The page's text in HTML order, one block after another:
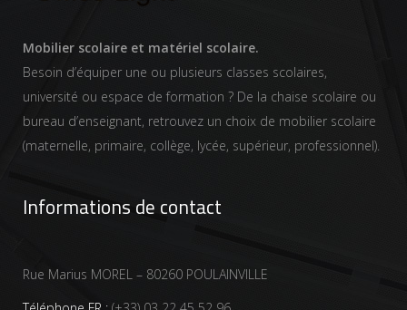
Mobilier scolaire et matériel scolaire.
Besoin d’équiper une ou plusieurs classes scolaires,
université ou espace de formation ? De la chaise scolaire ou
bureau d’enseignant, retrouvez un choix de mobilier scolaire
(maternelle, primaire, collège, lycée, supérieur, professionnel).
Informations de contact
Rue Marius MOREL – 80260 POULAINVILLE